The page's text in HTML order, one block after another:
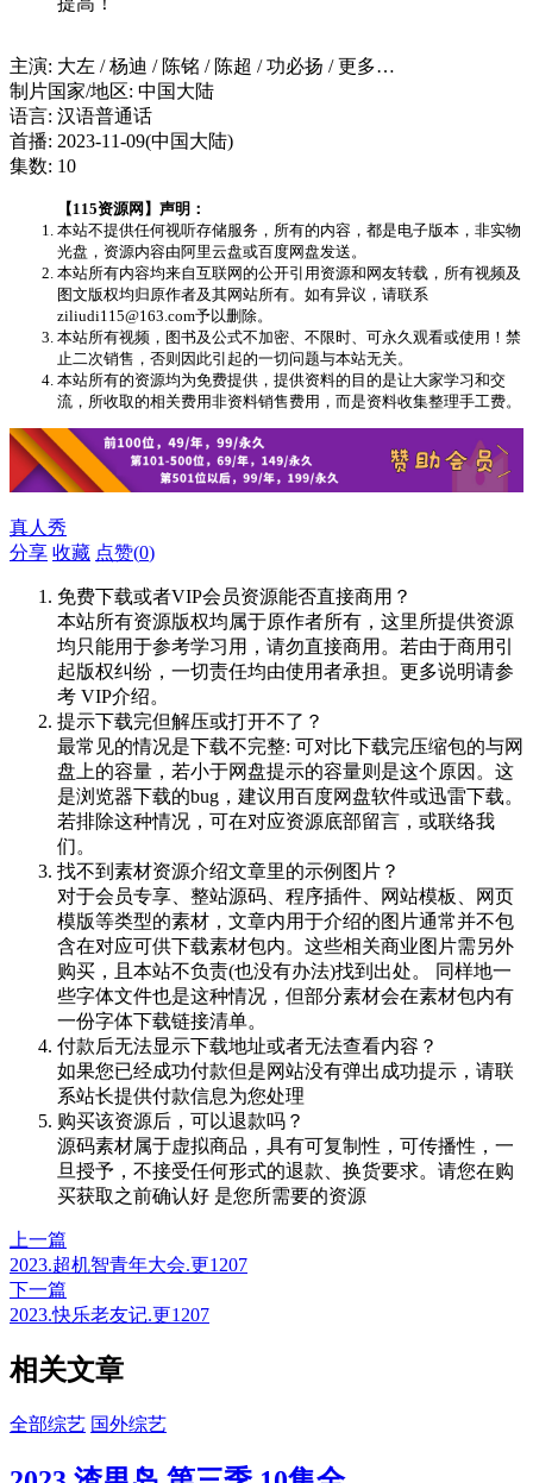
主演: 大左 / 杨迪 / 陈铭 / 陈超 / 功必扬 / 更多…
制片国家/地区: 中国大陆
语言: 汉语普通话
首播: 2023-11-09(中国大陆)
集数: 10
【115资源网】声明：
本站不提供任何视听存储服务，所有的内容，都是电子版本，非实物
光盘，资源内容由阿里云盘或百度网盘发送。
本站所有内容均来自互联网的公开引用资源和网友转载，所有视频及
图文版权均归原作者及其网站所有。如有异议，请联系
ziliudi115@163.com予以删除。
本站所有视频，图书及公式不加密、不限时、可永久观看或使用！禁
止二次销售，否则因此引起的一切问题与本站无关。
本站所有的资源均为免费提供，提供资料的目的是让大家学习和交
流，所收取的相关费用非资料销售费用，而是资料收集整理手工费。
真人秀
分享 收藏 点赞(0)
免费下载或者VIP会员资源能否直接商用？
本站所有资源版权均属于原作者所有，这里所提供资源
均只能用于参考学习用，请勿直接商用。若由于商用引
起版权纠纷，一切责任均由使用者承担。更多说明请参
考 VIP介绍。
提示下载完但解压或打开不了？
最常见的情况是下载不完整: 可对比下载完压缩包的与网
盘上的容量，若小于网盘提示的容量则是这个原因。这
是浏览器下载的bug，建议用百度网盘软件或迅雷下载。
若排除这种情况，可在对应资源底部留言，或联络我
们。
找不到素材资源介绍文章里的示例图片？
对于会员专享、整站源码、程序插件、网站模板、网页
模版等类型的素材，文章内用于介绍的图片通常并不包
含在对应可供下载素材包内。这些相关商业图片需另外
购买，且本站不负责(也没有办法)找到出处。 同样地一
些字体文件也是这种情况，但部分素材会在素材包内有
一份字体下载链接清单。
付款后无法显示下载地址或者无法查看内容？
如果您已经成功付款但是网站没有弹出成功提示，请联
系站长提供付款信息为您处理
购买该资源后，可以退款吗？
源码素材属于虚拟商品，具有可复制性，可传播性，一
旦授予，不接受任何形式的退款、换货要求。请您在购
买获取之前确认好 是您所需要的资源
上一篇
2023.超机智青年大会.更1207
下一篇
2023.快乐老友记.更1207
相关文章
全部综艺 国外综艺